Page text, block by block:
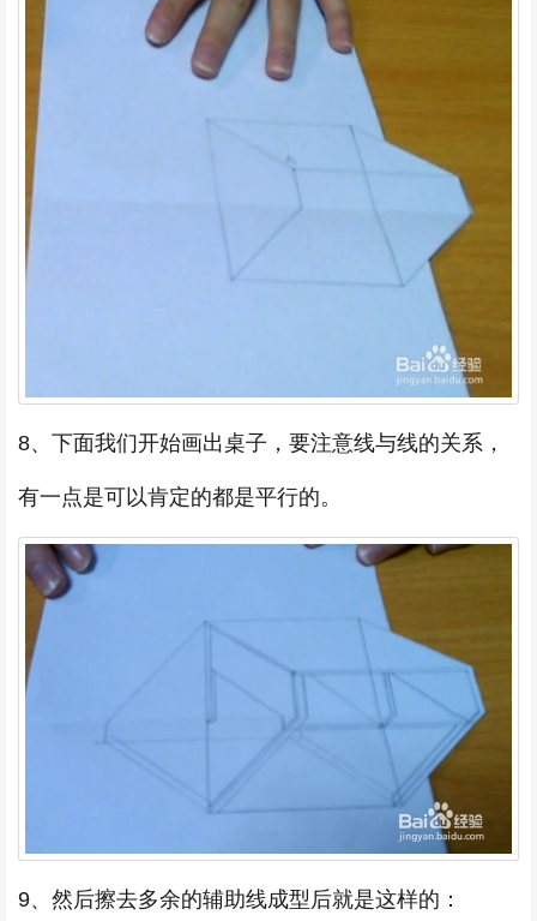
8、下面我们开始画出桌子，要注意线与线的关系，
有一点是可以肯定的都是平行的。
9、然后擦去多余的辅助线成型后就是这样的：